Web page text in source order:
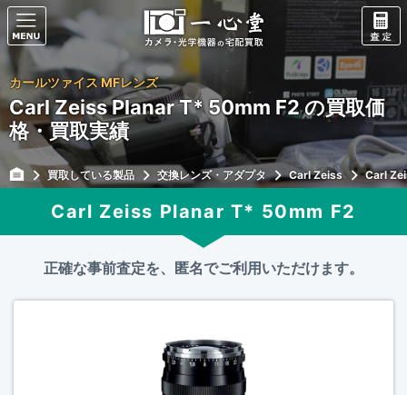
カールツァイス MFレンズ
Carl Zeiss Planar T* 50mm F2 の買取価
格・買取実績
買取している製品 交換レンズ・アダプタ Carl Zeiss Carl
Carl Zeiss Planar T* 50mm F2
正確な事前査定を、匿名でご利用いただけます。